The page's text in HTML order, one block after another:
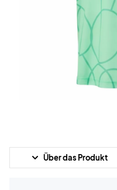
Über das Produkt